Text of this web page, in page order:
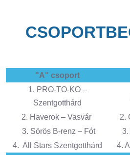
"A" csoport
1. PRO-TO-KO –
Szentgotthárd
2. Haverok – Vasvár
2.
3. Sörös B-renz – Fót
4. All Stars Szentgotthárd
4.